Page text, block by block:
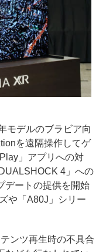
モデルのブラビア向
を遠隔操作してゲ
」アプリへの対
4」への
デートの提供を開始
や「A80J」シリー
ンツ再生時の不具合